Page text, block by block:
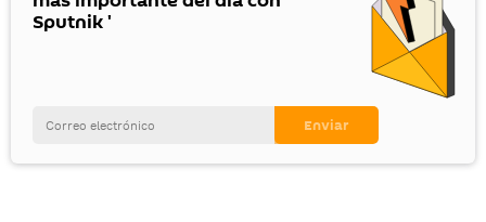
Sputnik '